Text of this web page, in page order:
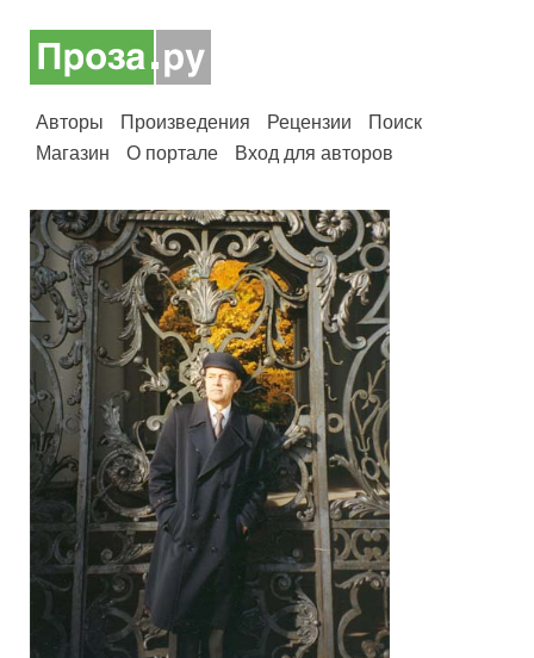
Авторы Произведения Рецензии
Поиск
Магазин
О портале Вход для авторов